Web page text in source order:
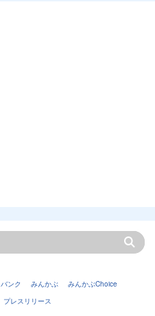
バンク みんかぶ
みんかぶChoice
プレスリリース